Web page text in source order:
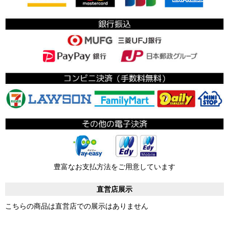
豊富なお支払方法をご用意しています
直営店展示
こちらの商品は直営店での展示はありません